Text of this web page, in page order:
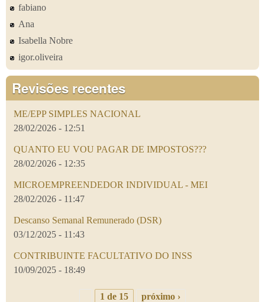
fabiano
Ana
Isabella Nobre
igor.oliveira
Revisões recentes
ME/EPP SIMPLES NACIONAL
28/02/2026 - 12:51
QUANTO EU VOU PAGAR DE IMPOSTOS???
28/02/2026 - 12:35
MICROEMPREENDEDOR INDIVIDUAL - MEI
28/02/2026 - 11:47
Descanso Semanal Remunerado (DSR)
03/12/2025 - 11:43
CONTRIBUINTE FACULTATIVO DO INSS
10/09/2025 - 18:49
1 de 15
próximo ›